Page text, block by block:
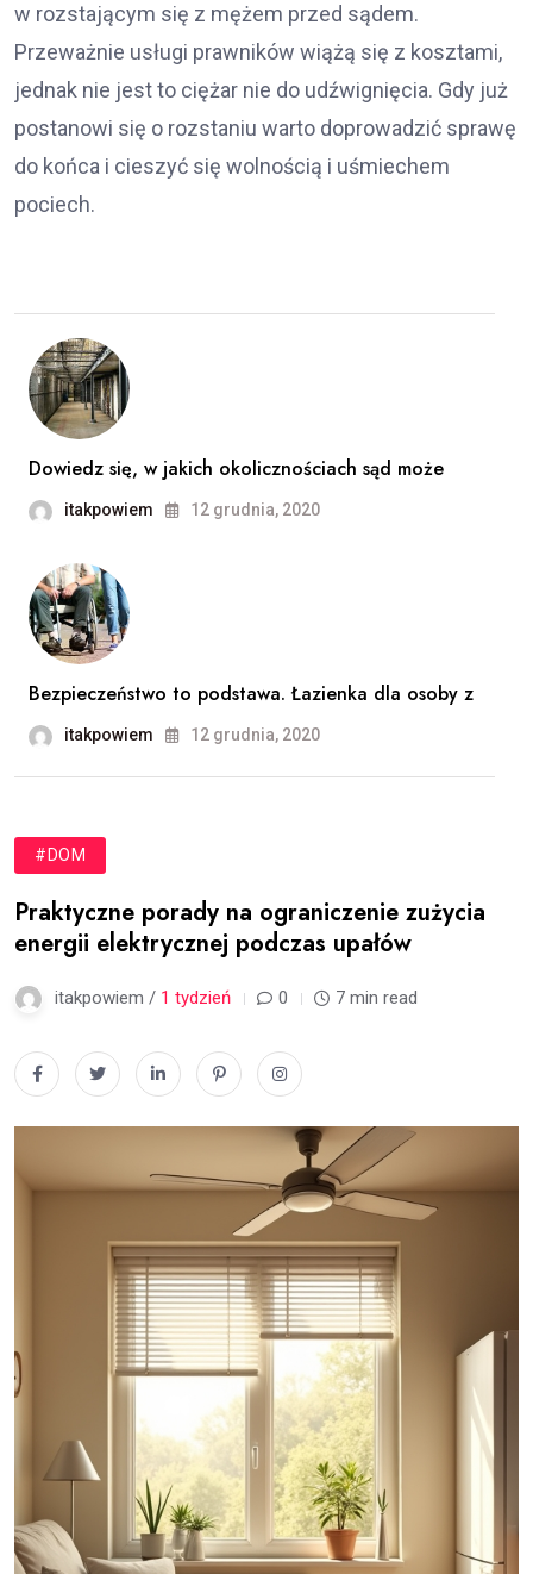
w rozstającym się z mężem przed sądem.
Przeważnie usługi prawników wiążą się z kosztami,
jednak nie jest to ciężar nie do udźwignięcia. Gdy już
postanowi się o rozstaniu warto doprowadzić sprawę
do końca i cieszyć się wolnością i uśmiechem
pociech.
Dowiedz się, w jakich okolicznościach sąd może
itakpowiem 12 grudnia, 2020
Bezpieczeństwo to podstawa. Łazienka dla osoby z
itakpowiem 12 grudnia, 2020
#DOM
Praktyczne porady na ograniczenie zużycia
energii elektrycznej podczas upałów
itakpowiem / 1 tydzień 0 7 min read